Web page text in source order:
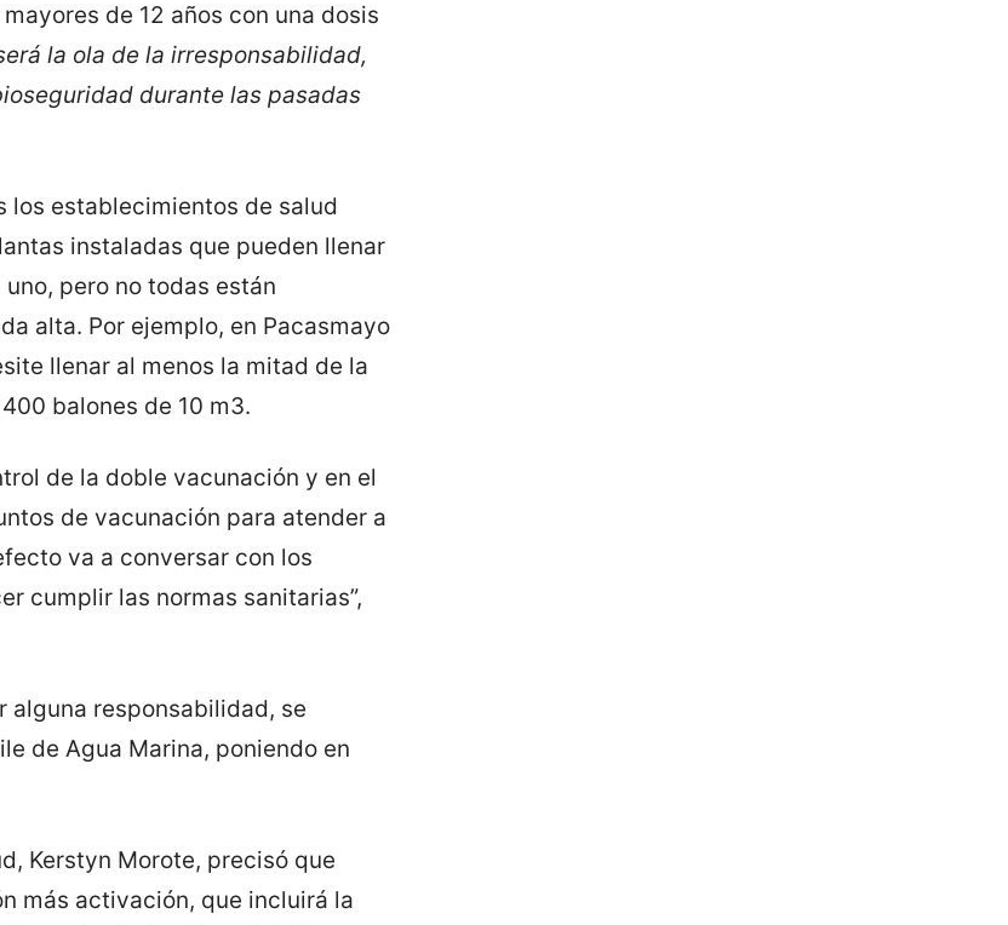
de 12 años con una dosis
la ola de la irresponsabilidad,
durante las pasadas
los establecimientos de salud
instaladas que pueden llenar
pero no todas están
alta. Por ejemplo, en Pacasmayo
llenar al menos la mitad de la
balones de 10 m3.
de la doble vacunación y en el
de vacunación para atender a
va a conversar con los
cumplir las normas sanitarias”,
alguna responsabilidad, se
de Agua Marina, poniendo en
Kerstyn Morote, precisó que
más activación, que incluirá la